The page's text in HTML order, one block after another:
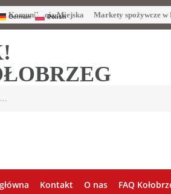
Komunikacja Miejska Markety spożywcze w
Kontakt O nas FAQ
German Polish